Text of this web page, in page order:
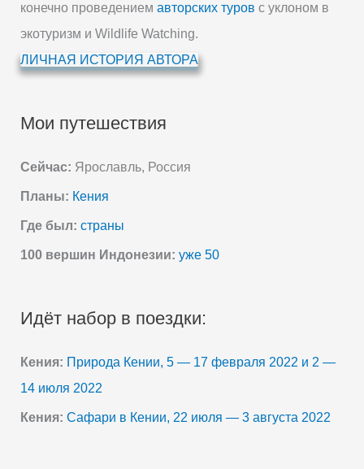
конечно проведением авторских туров с уклоном в
экотуризм и Wildlife Watching.
ЛИЧНАЯ ИСТОРИЯ АВТОРА
Мои путешествия
Сейчас: Ярославль, Россия
Планы: Кения
Где был: страны
100 вершин Индонезии: уже 50
Идёт набор в поездки:
Кения: Природа Кении, 5 — 17 февраля 2022 и 2 —
14 июля 2022
Кения: Сафари в Кении, 22 июля — 3 августа 2022